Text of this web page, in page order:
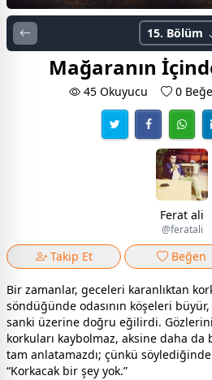
15. Bölüm
Mağaranın
45 Okuyucu 0
Ferat ali
@feratali
Takip Et Beğen
Bir zamanlar, geceleri karanlıktan
söndüğünde odasının köşeleri
sanki üzerine doğru eğilirdi.
korkuları kaybolmaz, aksine daha
tam anlatamazdı; çünkü
“Korkacak bir şey yok.”